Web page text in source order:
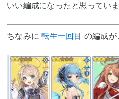
いい編成になったと思っていま
ちなみに転生一回目 の編成が